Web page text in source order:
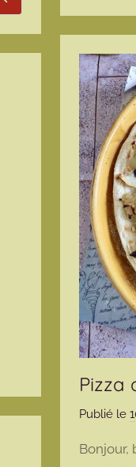
Pizza
Publié le
Bonjour,
Rechercher